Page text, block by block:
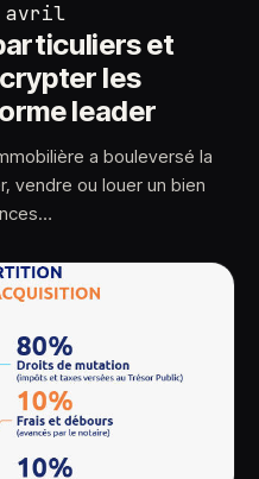
avril
et
les
leader
a bouleversé la
vendre ou louer un bien